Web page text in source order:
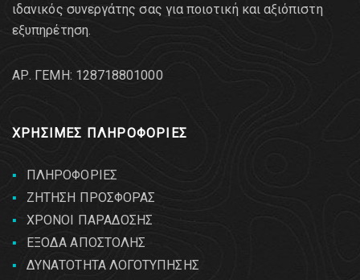
ιδανικός συνεργάτης σας για ποιοτική και αξιόπιστη
εξυπηρέτηση.
AΡ. ΓΕΜΗ: 128718801000
ΧΡΗΣΙΜΕΣ ΠΛΗΡΟΦΟΡΙΕΣ
ΠΛΗΡΟΦΟΡΙΕΣ
ΖΗΤΗΣΗ ΠΡΟΣΦΟΡΑΣ
ΧΡΟΝΟΙ ΠΑΡΑΔΟΣΗΣ
ΕΞΟΔΑ ΑΠΟΣΤΟΛΗΣ
ΔΥΝΑΤΟΤΗΤΑ ΛΟΓΟΤΥΠΗΣΗΣ